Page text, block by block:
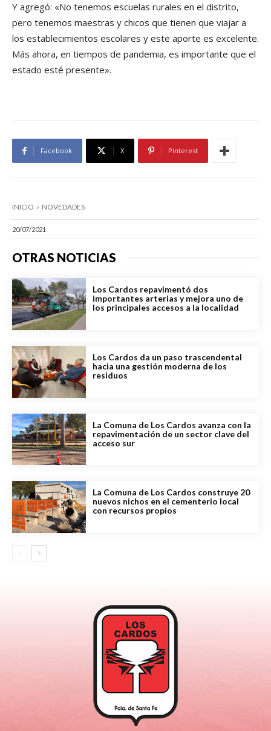
Y agregó: «No tenemos escuelas rurales en el distrito,
pero tenemos maestras y chicos que tienen que viajar a
los establecimientos escolares y este aporte es excelente.
Más ahora, en tiempos de pandemia, es importante que el
estado esté presente».
Facebook X Pinterest
INICIO NOVEDADES
20/07/2021
OTRAS NOTICIAS
Los Cardos repavimentó dos
importantes arterias y mejora uno de
los principales accesos a la localidad
Los Cardos da un paso trascendental
hacia una gestión moderna de los
residuos
La Comuna de Los Cardos avanza con la
repavimentación de un sector clave del
acceso sur
La Comuna de Los Cardos construye 20
nuevos nichos en el cementerio local
con recursos propios